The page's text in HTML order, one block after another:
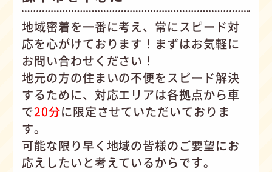
地域密着を一番に考え、常にスピード対
応を心がけております！まずはお気軽に
お問い合わせください！
地元の方の住まいの不便をスピード解決
するために、対応エリアは各拠点から車
で20分に限定させていただいておりま
す。
可能な限り早く地域の皆様のご要望にお
応えしたいと考えているからです。